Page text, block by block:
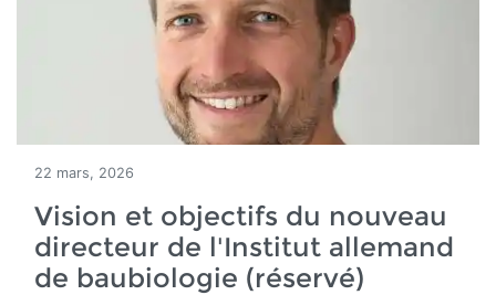
22 mars, 2026
Vision et objectifs du nouveau
directeur de l'Institut allemand
de baubiologie (réservé)